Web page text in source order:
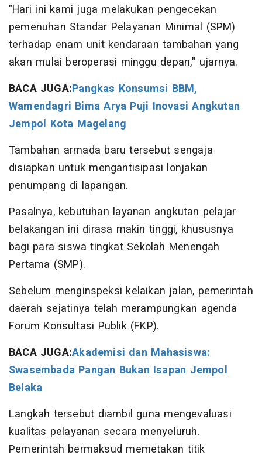
"Hari ini kami juga melakukan pengecekan
pemenuhan Standar Pelayanan Minimal (SPM)
terhadap enam unit kendaraan tambahan yang
akan mulai beroperasi minggu depan," ujarnya.
BACA JUGA:Pangkas Konsumsi BBM,
Wamendagri Bima Arya Puji Inovasi Angkutan
Jempol Kota Magelang
Tambahan armada baru tersebut sengaja
disiapkan untuk mengantisipasi lonjakan
penumpang di lapangan.
Pasalnya, kebutuhan layanan angkutan pelajar
belakangan ini dirasa makin tinggi, khususnya
bagi para siswa tingkat Sekolah Menengah
Pertama (SMP).
Sebelum menginspeksi kelaikan jalan, pemerintah
daerah sejatinya telah merampungkan agenda
Forum Konsultasi Publik (FKP).
BACA JUGA:Akademisi dan Mahasiswa:
Swasembada Pangan Bukan Isapan Jempol
Belaka
Langkah tersebut diambil guna mengevaluasi
kualitas pelayanan secara menyeluruh.
Pemerintah bermaksud memetakan titik